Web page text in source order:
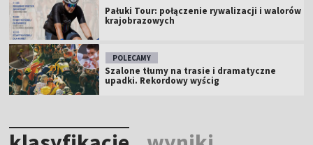
Pałuki Tour: połączenie rywalizacji i walorów
krajobrazowych
POLECAMY
Szalone tłumy na trasie i dramatyczne
upadki. Rekordowy wyścig